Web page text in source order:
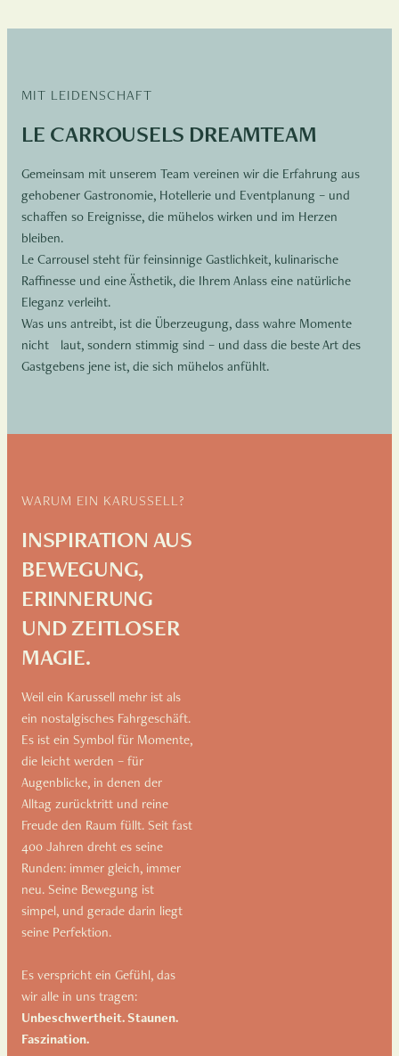
MIT LEIDENSCHAFT
LE CARROUSELS DREAMTEAM
Gemeinsam mit unserem Team vereinen wir die Erfahrung aus
gehobener Gastronomie, Hotellerie und Eventplanung – und
schaffen so Ereignisse, die mühelos wirken und im Herzen
bleiben.
Le Carrousel steht für feinsinnige Gastlichkeit, kulinarische
Raffinesse und eine Ästhetik, die Ihrem Anlass eine natürliche
Eleganz verleiht.
Was uns antreibt, ist die Überzeugung, dass wahre Momente
nicht laut, sondern stimmig sind – und dass die beste Art des
Gastgebens jene ist, die sich mühelos anfühlt.
WARUM EIN KARUSSELL?
INSPIRATION AUS
BEWEGUNG,
ERINNERUNG
UND ZEITLOSER
MAGIE.
Weil ein Karussell mehr ist als
ein nostalgisches Fahrgeschäft.
Es ist ein Symbol für Momente,
die leicht werden – für
Augenblicke, in denen der
Alltag zurücktritt und reine
Freude den Raum füllt. Seit fast
400 Jahren dreht es seine
Runden: immer gleich, immer
neu. Seine Bewegung ist
simpel, und gerade darin liegt
seine Perfektion.
Es verspricht ein Gefühl, das
wir alle in uns tragen:
Unbeschwertheit. Staunen.
Faszination.